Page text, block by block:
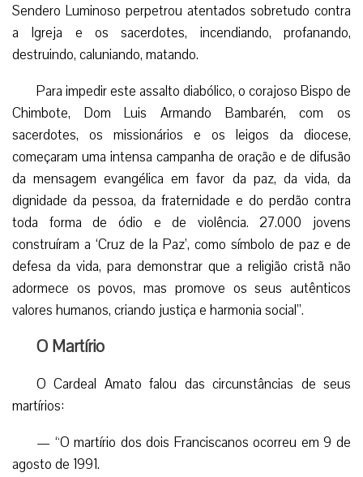
Sendero Luminoso perpetrou atentados sobretudo contra
a Igreja e os sacerdotes, incendiando, profanando,
destruindo, caluniando, matando.
Para impedir este assalto diabólico, o corajoso Bispo de
Chimbote, Dom Luis Armando Bambarén, com os
sacerdotes, os missionários e os leigos da diocese,
começaram uma intensa campanha de oração e de difusão
da mensagem evangélica em favor da paz, da vida, da
dignidade da pessoa, da fraternidade e do perdão contra
toda forma de ódio e de violência. 27.000 jovens
construíram a ‘Cruz de la Paz’, como símbolo de paz e de
defesa da vida, para demonstrar que a religião cristã não
adormece os povos, mas promove os seus autênticos
valores humanos, criando justiça e harmonia social”.
O Martírio
O Cardeal Amato falou das circunstâncias de seus
martírios:
— “O martírio dos dois Franciscanos ocorreu em 9 de
agosto de 1991.